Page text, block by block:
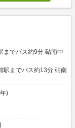
までバス約9分 砧南中
駅までバス約13分 砧南
)